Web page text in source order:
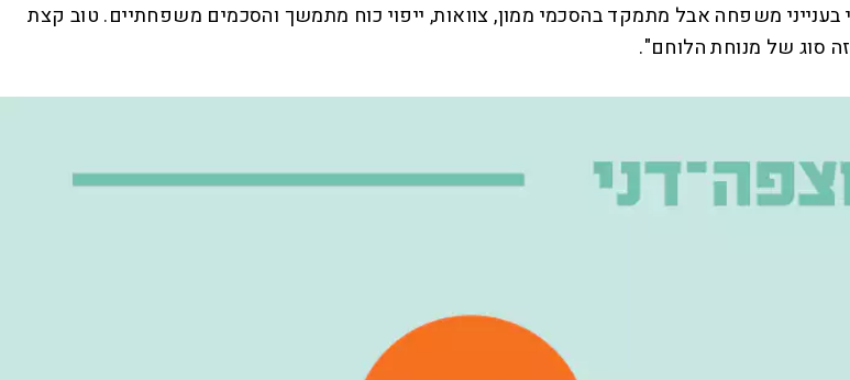
משפחה אבל מתמקד בהסכמי ממון, צוואות, ייפוי כוח מתמשך והסכמים משפחתיים. טוב קצת
סוג של מנוחת הלוחם".